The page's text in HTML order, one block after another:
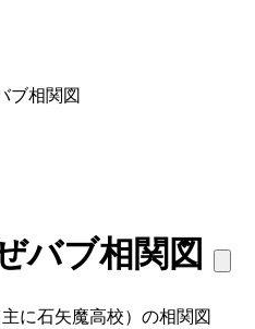
ブ相関図
バブ相関図
に石矢魔高校）の相関図